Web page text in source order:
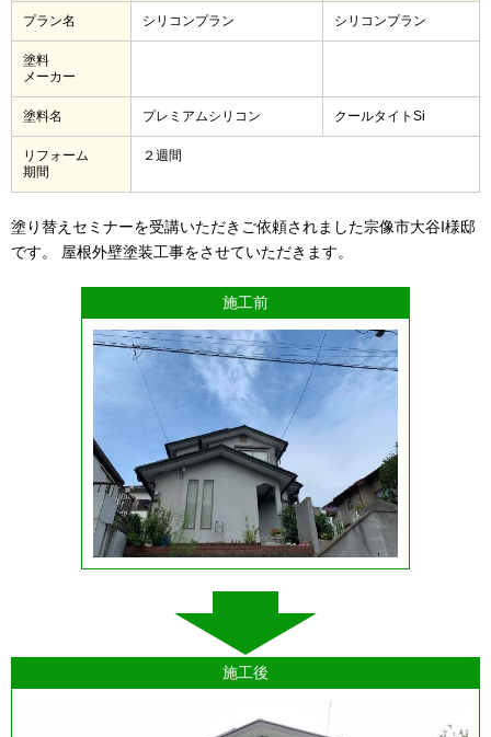
プラン名 シリコンプラン シリコンプラン
塗料
メーカー
塗料名 プレミアムシリコン クールタイトSi
リフォーム
期間
２週間
塗り替えセミナーを受講いただきご依頼されました宗像市大谷I様邸
です。 屋根外壁塗装工事をさせていただきます。
施工前
施工後